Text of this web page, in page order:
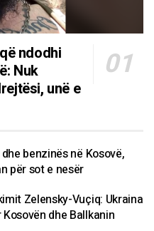
ndodhi
Nuk
unë e
benzinës në Kosovë,
për sot e nesër
Zelensky-Vuçiq: Ukraina
dhe Ballkanin